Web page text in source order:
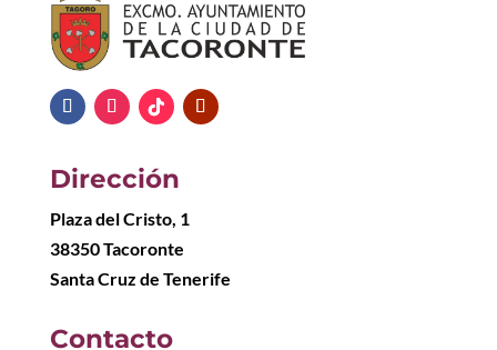
Dirección
Plaza del Cristo, 1
38350 Tacoronte
Santa Cruz de Tenerife
Contacto